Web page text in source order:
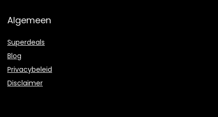
Algemeen
Superdeals
Blog
Privacybeleid
Disclaimer